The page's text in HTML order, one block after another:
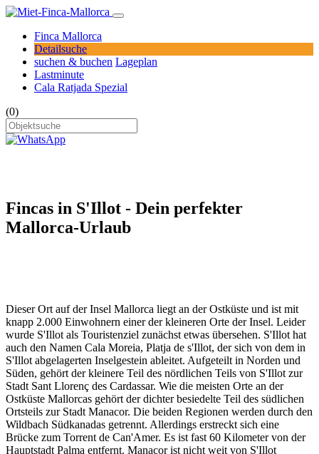
Finca Mallorca
Detailsuche
suchen & buchen Lageplan
Lastminute
Cala Ratjada Spezial
(0)
Fincas in S'Illot - Dein perfekter
Mallorca-Urlaub
Dieser Ort auf der Insel Mallorca liegt an der Ostküste und ist mit
knapp 2.000 Einwohnern einer der kleineren Orte der Insel. Leider
wurde S'Illot als Touristenziel zunächst etwas übersehen. S'Illot hat
auch den Namen Cala Moreia, Platja de s'Illot, der sich von dem in
S'Illot abgelagerten Inselgestein ableitet. Aufgeteilt in Norden und
Süden, gehört der kleinere Teil des nördlichen Teils von S'Illot zur
Stadt Sant Llorenç des Cardassar. Wie die meisten Orte an der
Ostküste Mallorcas gehört der dichter besiedelte Teil des südlichen
Ortsteils zur Stadt Manacor. Die beiden Regionen werden durch den
Wildbach Südkanadas getrennt. Allerdings erstreckt sich eine
Brücke zum Torrent de Can'Amer. Es ist fast 60 Kilometer von der
Hauptstadt Palma entfernt. Manacor ist nicht weit von S'Illot